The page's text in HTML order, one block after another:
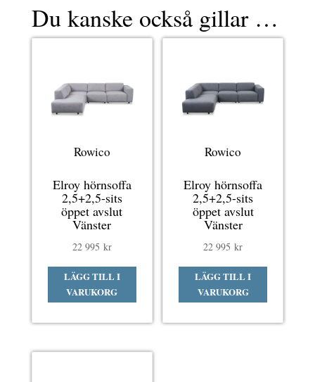
Du kanske också gillar …
Rowico
Elroy hörnsoffa
2,5+2,5-sits
öppet avslut
Vänster
22 995 kr
LÄGG TILL I
VARUKORG
Rowico
Elroy hörnsoffa
2,5+2,5-sits
öppet avslut
Vänster
22 995kr
LÄGG TILL I
VARUKORG